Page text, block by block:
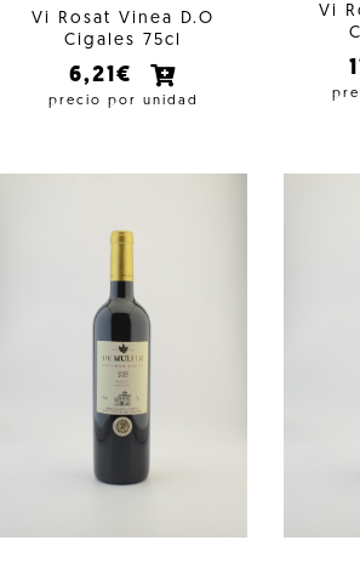
Vi Rosat Vinea D.O
Cigales 75cl
6,21€
precio por unidad
Vi